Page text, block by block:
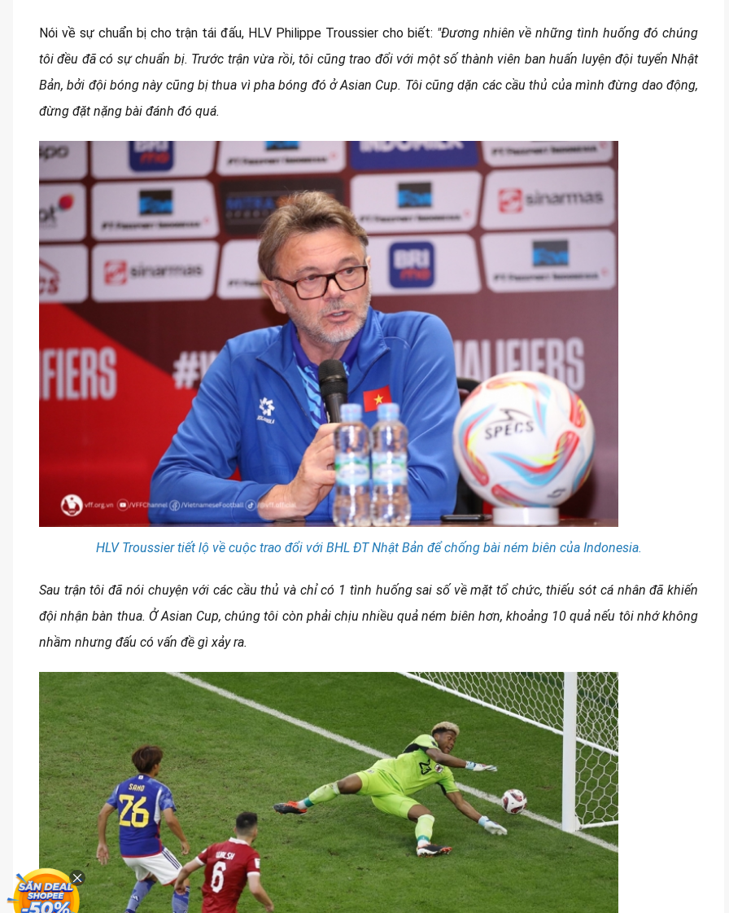
Nói về sự chuẩn bị cho trận tái đấu, HLV Philippe Troussier cho biết: "Đương nhiên về những tình huống đó chúng
tôi đều đã có sự chuẩn bị. Trước trận vừa rồi, tôi cũng trao đổi với một số thành viên ban huấn luyện đội tuyển Nhật
Bản, bởi đội bóng này cũng bị thua vì pha bóng đó ở Asian Cup. Tôi cũng dặn các cầu thủ của mình đừng dao động,
đừng đặt nặng bài đánh đó quá.
HLV Troussier tiết lộ về cuộc trao đổi với BHL ĐT Nhật Bản để chống bài ném biên của Indonesia.
Sau trận tôi đã nói chuyện với các cầu thủ và chỉ có 1 tình huống sai số về mặt tổ chức, thiếu sót cá nhân đã khiến
đội nhận bàn thua. Ở Asian Cup, chúng tôi còn phải chịu nhiều quả ném biên hơn, khoảng 10 quả nếu tôi nhớ không
nhầm nhưng đấu có vấn đề gì xảy ra.